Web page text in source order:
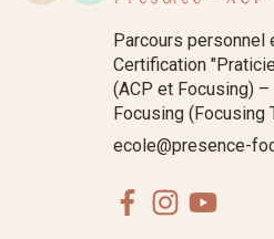
Parcours
Certification
(ACP et Focusing)
Focusing (Focusing
ecole@presence-
FacebookInstagram